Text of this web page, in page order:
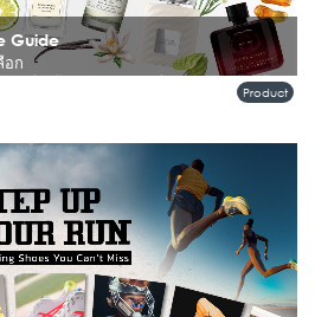
Guide
อก
ภูมิที่สูงขึ้น แต่คือช่วงเวลาที่ทุกอย่าง “ชัดขึ้น” ทั้ง
งกลิ่นที่เราเลือกใช้ในแต่ละวัน เพราะในอากาศ
Product